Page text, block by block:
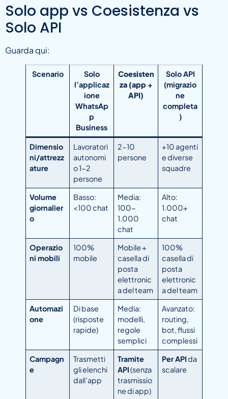
Solo app vs Coesistenza vs
Solo API
Guarda qui:
Scenario
Solo
l’applicaz
ione
WhatsAp
p
Business
Coesisten
za (app +
API)
Solo API
(migrazio
ne
completa
)
Dimensio
ni/attrezz
ature
Lavoratori
autonomi
o 1-2
persone
2-10
persone
+10 agenti
e diverse
squadre
Volume
giornalier
o
Basso:
<100 chat
Media:
100-
1.000
chat
Alto:
1.000+
chat
Operazio
ni mobili
100%
mobile
Mobile +
casella di
posta
elettronic
a del team
100%
casella di
posta
elettronic
a del team
Automazi
one
Di base
(risposte
rapide)
Media:
modelli,
regole
semplici
Avanzato:
routing,
bot, flussi
complessi
Campagn
e
Trasmetti
gli elenchi
dall’app
Tramite
API(senza
trasmissio
ne di app)
Per APIda
scalare